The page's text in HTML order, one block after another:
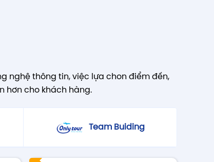
nghệ thông tin, việc lựa chon điểm đến,
hơn cho khách hàng.
Team Buiding